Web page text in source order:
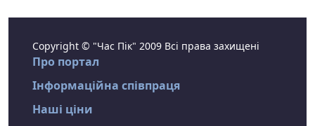
Copyright © "Час Пік" 2009 Всі права захищені
Про портал
Інформаційна співпраця
Наші ціни